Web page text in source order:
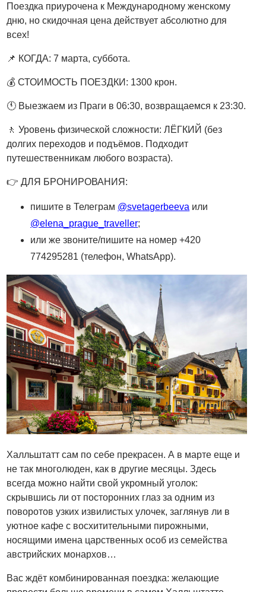
Поездка приурочена к Международному женскому
дню, но скидочная цена действует абсолютно для
всех!
📌 КОГДА: 7 марта, суббота.
💰 СТОИМОСТЬ ПОЕЗДКИ: 1300 крон.
🕚 Выезжаем из Праги в 06:30, возвращаемся к 23:30.
🚶 Уровень физической сложности: ЛЁГКИЙ (без
долгих переходов и подъёмов. Подходит
путешественникам любого возраста).
👉 ДЛЯ БРОНИРОВАНИЯ:
пишите в Телеграм @svetagerbeeva или
@elena_prague_traveller;
или же звоните/пишите на номер +420
774295281 (телефон, WhatsApp).
Халльштатт сам по себе прекрасен. А в марте еще и
не так многолюден, как в другие месяцы. Здесь
всегда можно найти свой укромный уголок:
скрывшись ли от посторонних глаз за одним из
поворотов узких извилистых улочек, заглянув ли в
уютное кафе с восхитительными пирожными,
носящими имена царственных особ из семейства
австрийских монархов…
Вас ждёт комбинированная поездка: желающие